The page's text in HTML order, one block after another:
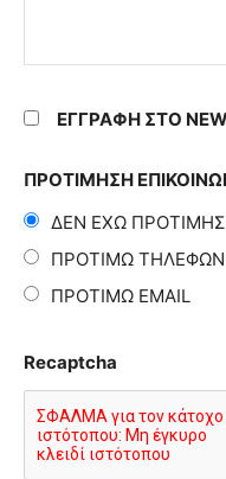
ΕΓΓΡΑΦΗ ΣΤΟ
ΠΡΟΤΙΜΗΣΗ
ΔΕΝ ΕΧΩ
ΠΡΟΤΙΜΩ
ΠΡΟΤΙΜΩ EMAIL
Recaptcha